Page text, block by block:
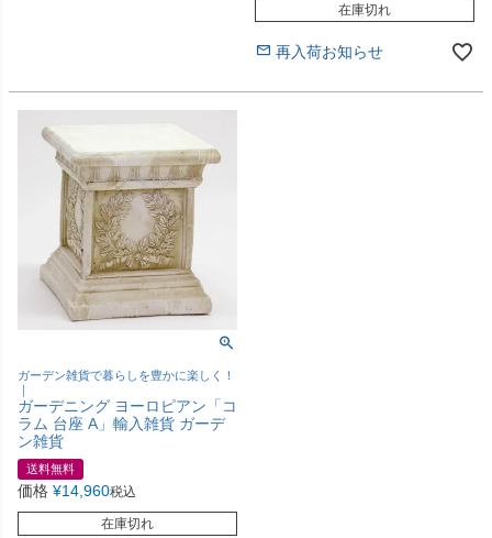
在庫切れ
再入荷お知らせ
ガーデン雑貨で暮らしを豊かに楽しく！
｜
ガーデニング ヨーロピアン「コ
ラム 台座 A」輸入雑貨 ガーデ
ン雑貨
送料無料
価格 ¥14,960税込
在庫切れ